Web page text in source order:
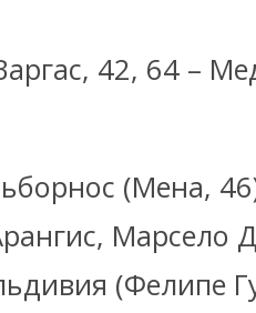
42, 64 –
(Мена,
Марсело
(Фелипе